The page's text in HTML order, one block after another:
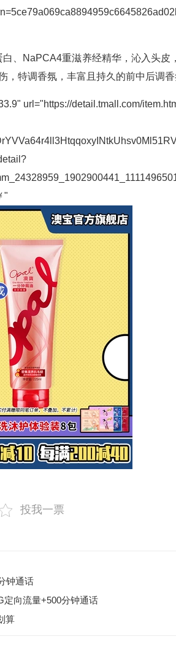
、NaPCA4重滋养经精华，沁入头皮
特调香氛，丰富且持久的前中后调香
url="https://detail.tmall.com/
"
投我一票
钟通话
定向流量+500分钟通话
算